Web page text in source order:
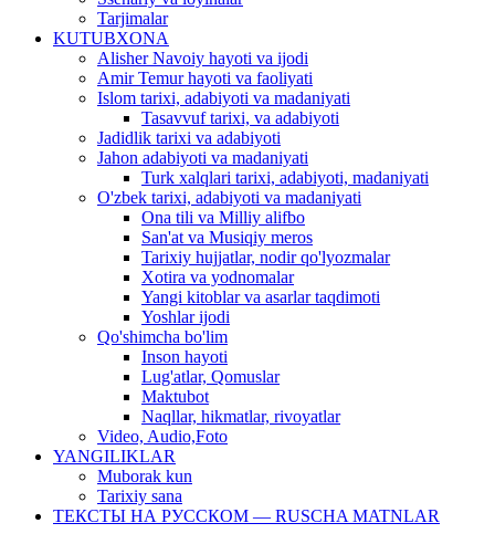
Tarjimalar
KUTUBXONA
Alisher Navoiy hayoti va ijodi
Amir Temur hayoti va faoliyati
Islom tarixi, adabiyoti va madaniyati
Tasavvuf tarixi, va adabiyoti
Jadidlik tarixi va adabiyoti
Jahon adabiyoti va madaniyati
Turk xalqlari tarixi, adabiyoti, madaniyati
O'zbek tarixi, adabiyoti va madaniyati
Ona tili va Milliy alifbo
San'at va Musiqiy meros
Tarixiy hujjatlar, nodir qo'lyozmalar
Xotira va yodnomalar
Yangi kitoblar va asarlar taqdimoti
Yoshlar ijodi
Qo'shimcha bo'lim
Inson hayoti
Lug'atlar, Qomuslar
Maktubot
Naqllar, hikmatlar, rivoyatlar
Video, Audio,Foto
YANGILIKLAR
Muborak kun
Tarixiy sana
ТЕКСТЫ НА РУССКОМ — RUSCHA MATNLAR